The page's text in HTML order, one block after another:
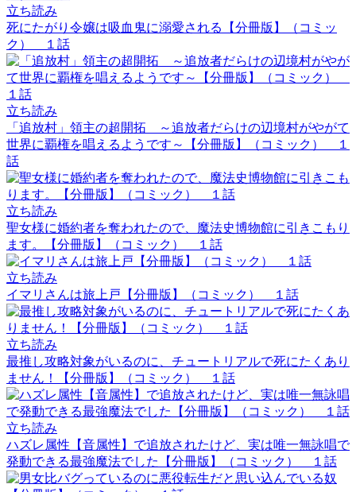
立ち読み
死にたがり令嬢は吸血鬼に溺愛される【分冊版】（コミッ
ク） １話
立ち読み
「追放村」領主の超開拓 ～追放者だらけの辺境村がやがて
世界に覇権を唱えるようです～【分冊版】（コミック） １
話
立ち読み
聖女様に婚約者を奪われたので、魔法史博物館に引きこもり
ます。【分冊版】（コミック） １話
立ち読み
イマリさんは旅上戸【分冊版】（コミック） １話
立ち読み
最推し攻略対象がいるのに、チュートリアルで死にたくあり
ません！【分冊版】（コミック） １話
立ち読み
ハズレ属性【音属性】で追放されたけど、実は唯一無詠唱で
発動できる最強魔法でした【分冊版】（コミック） １話